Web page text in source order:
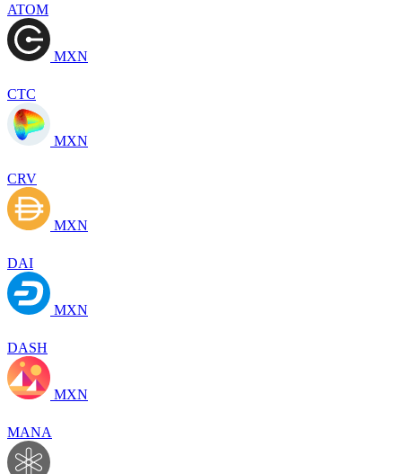
ATOM
MXN
CTC
MXN
CRV
MXN
DAI
MXN
DASH
MXN
MANA